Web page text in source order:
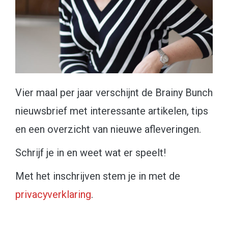
Vier maal per jaar verschijnt de Brainy Bunch
nieuwsbrief met interessante artikelen, tips
en een overzicht van nieuwe afleveringen.
Schrijf je in en weet wat er speelt!
Met het inschrijven stem je in met de
privacyverklaring.